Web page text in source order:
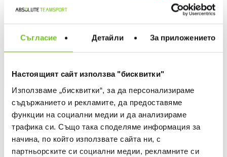
Съгласие Детайли За приложението
Настоящият сайт използва "бисквитки"
Използваме „бисквитки“, за да персонализираме
съдържанието и рекламите, да предоставяме
функции на социални медии и да анализираме
трафика си. Също така споделяме информация за
начина, по който използвате сайта ни, с
партньорските си социални медии, рекламните си
Вратарски ръкавици COPA
GOALKEEPER GLOVE CLUB
Текуща цена:24,62 лв.
Редовна цена:Редовна цена
Спестявате:
5,40 €Разлика
Club Goalkeeper Gloves
Текуща цена:
16,79 €
Редовна цена:Редовна цена
Спестявате:
7,20 €Разлика